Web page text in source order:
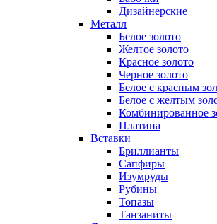
Дизайнерские
Металл
Белое золото
Желтое золото
Красное золото
Черное золото
Белое с красным
Белое с желтым
Комбинированное
Платина
Вставки
Бриллианты
Сапфиры
Изумруды
Рубины
Топазы
Танзаниты